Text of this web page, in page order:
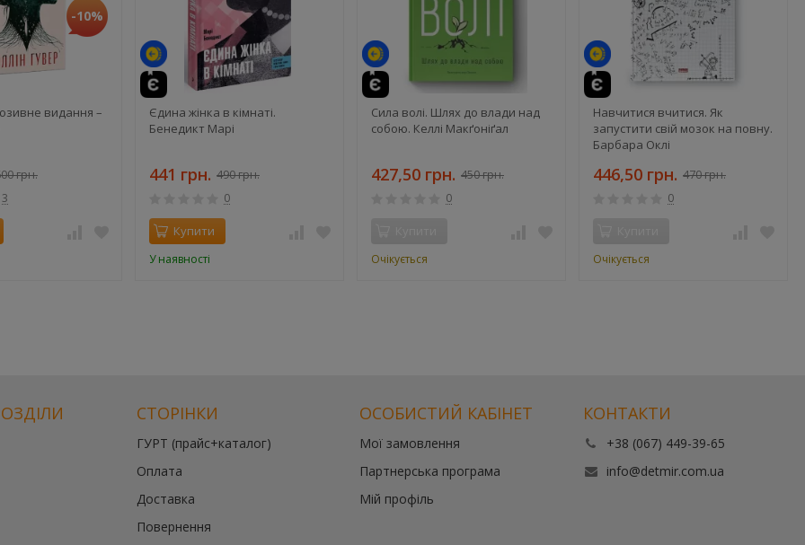
-10%
видання –
грн.
3
Єдина жінка в кімнаті.
Бенедикт Марі
441 грн. 490 грн.
0
Купити
У наявності
Сила волі. Шлях до влади над
собою. Келлі Макґоніґал
427,50 грн. 450 грн.
0
Очікується
Навчитися вчитися. Як
запустити свій мозок на повну.
Барбара Оклі
446,50 грн. 470 грн.
0
Очікується
СТОРІНКИ
ГУРТ (прайс+каталог)
Оплата
Доставка
Повернення
ОСОБИСТИЙ КАБІНЕТ
Мої замовлення
Партнерська програма
Мій профіль
КОНТАКТИ
+38 (067) 449-39-65
info@detmir.com.ua